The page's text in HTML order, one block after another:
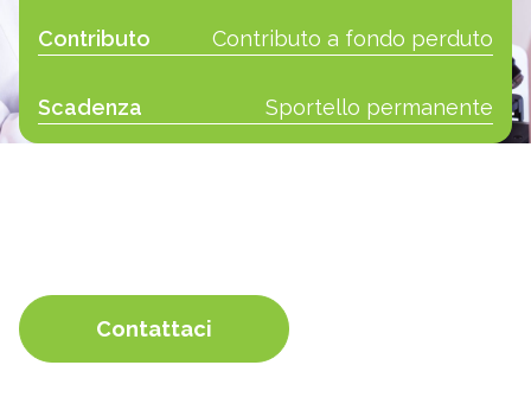
Contributo Contributo a fondo perduto
Scadenza Sportello permanente
Contattaci